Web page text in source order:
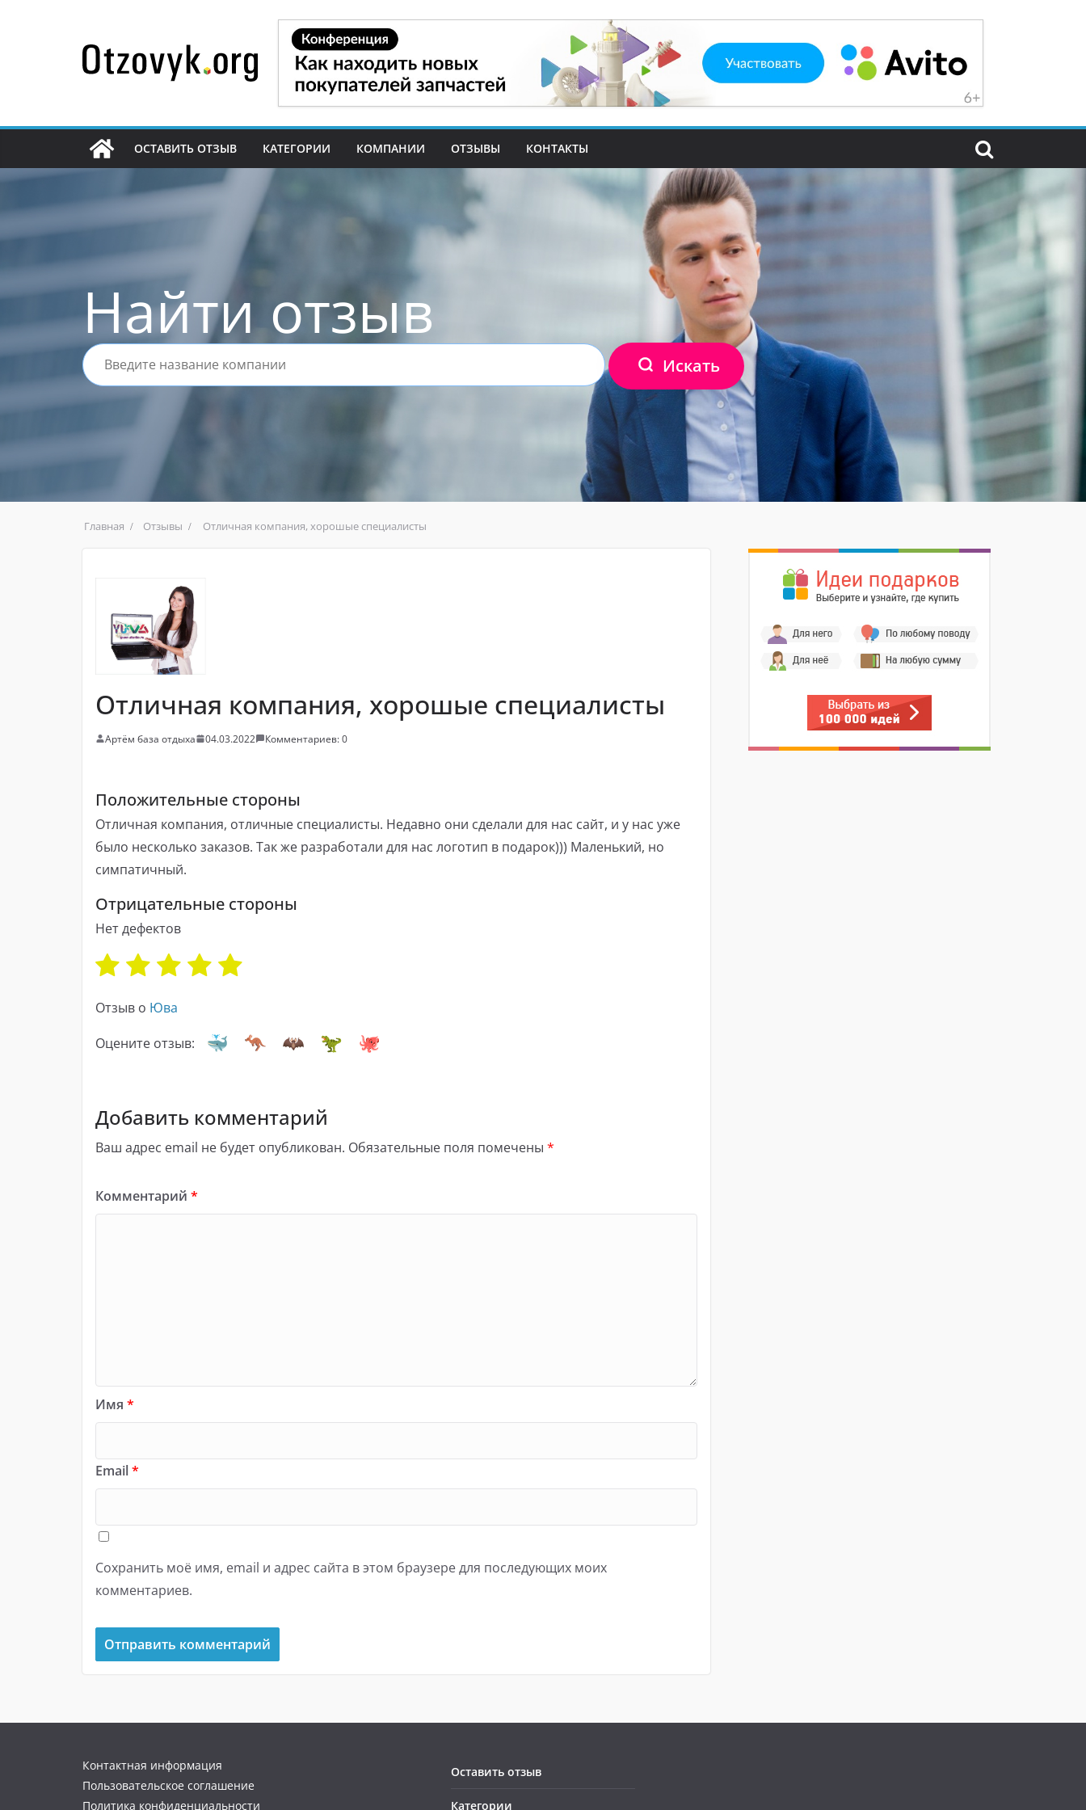
содержимому
ОСТАВИТЬ ОТЗЫВ КАТЕГОРИИ КОМПАНИИ ОТЗЫВЫ КОНТАКТЫ
Найти отзыв
Искать
Главная Отзывы Отличная компания, хорошые специалисты
Отличная компания, хорошые специалисты
Артём база отдыха 04.03.2022 Комментариев: 0
Положительные стороны
Отличная компания, отличные специалисты. Недавно они сделали для нас сайт, и у нас уже
было несколько заказов. Так же разработали для нас логотип в подарок))) Маленький, но
симпатичный.
Отрицательные стороны
Нет дефектов
Отзыв о Юва
Оцените отзыв:
Добавить комментарий
Ваш адрес email не будет опубликован. Обязательные поля помечены *
Комментарий *
Имя *
Email*
Сохранить моё имя, email и адрес сайта в этом браузере для последующих моих
комментариев.
Контактная информация
Пользовательское соглашение
Политика конфиденциальности
Оставить отзыв
Категории